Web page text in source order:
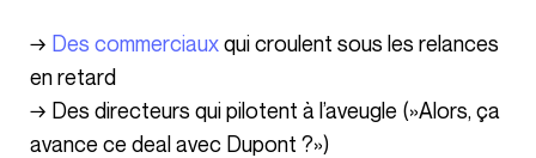
Des commerciauxqui croulent sous les relances
en retard
→ Des directeurs qui pilotent à l’aveugle (»Alors, ça
avance ce deal avec Dupont ?»)